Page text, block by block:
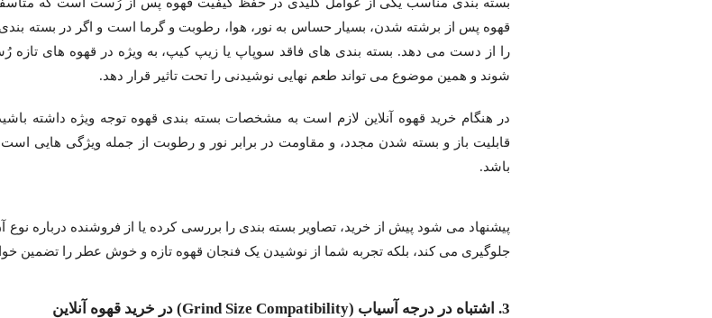
قهوه پس از برشته شدن، بسیار حساس به نور، هوا، رطوبت و گرما است و اگر در بسته
را از دست می دهد. بسته بندی های فاقد سوپاپ یا زیپ کیپ، به ویژه در قهوه های
شوند و همین موضوع می تواند طعم نهایی نوشیدنی را تحت تاثیر قرار دهد.
در هنگام خرید قهوه آنلاین لازم است به مشخصات بسته بندی قهوه توجه ویژه داشته
قابلیت باز و بسته شدن مجدد، و مقاومت در برابر نور و رطوبت از جمله ویژگی هایی است
باشد.
پیشنهاد می شود پیش از خرید، تصاویر بسته بندی را بررسی کرده یا از فروشنده درباره
جلوگیری می کند، بلکه تجربه شما از نوشیدن یک فنجان قهوه تازه و خوش عطر را تضمین
3. اشتباه در درجه آسیاب (Grind Size Compatibility) در خرید قهوه آنلاین